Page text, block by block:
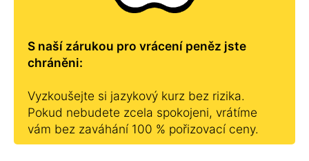
S naší zárukou pro vrácení peněz jste
chráněni:
Vyzkoušejte si jazykový kurz bez rizika.
Pokud nebudete zcela spokojeni, vrátíme
vám bez zaváhání 100 % pořizovací ceny.